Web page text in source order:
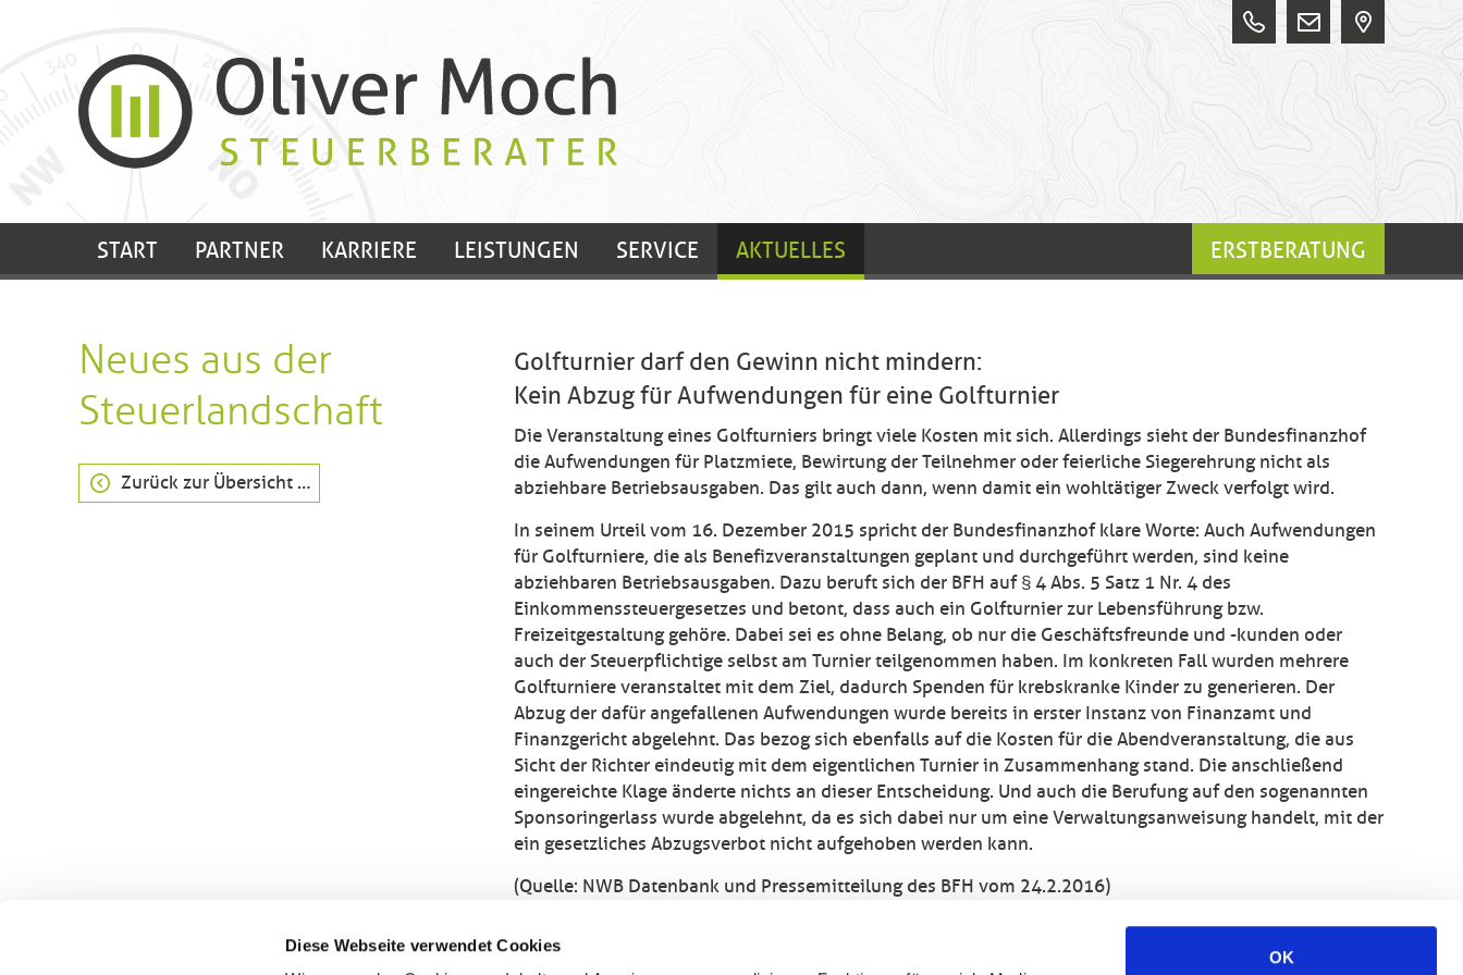
Diese Webseite verwendet Cookies
OK
START PARTNER KARRIERE LEISTUNGEN SERVICE AKTUELLES ERSTBERATUNG
Neues aus der
Steuerlandschaft
Zurück zur Übersicht …
Golfturnier darf den Gewinn nicht mindern:
Kein Abzug für Aufwendungen für eine Golfturnier
Die Veranstaltung eines Golfturniers bringt viele Kosten mit sich. Allerdings sieht der Bundesfinanzhof
die Aufwendungen für Platzmiete, Bewirtung der Teilnehmer oder feierliche Siegerehrung nicht als
abziehbare Betriebsausgaben. Das gilt auch dann, wenn damit ein wohltätiger Zweck verfolgt wird.
In seinem Urteil vom 16. Dezember 2015 spricht der Bundesfinanzhof klare Worte: Auch Aufwendungen
für Golfturniere, die als Benefizveranstaltungen geplant und durchgeführt werden, sind keine
abziehbaren Betriebsausgaben. Dazu beruft sich der BFH auf § 4 Abs. 5 Satz 1 Nr. 4 des
Einkommenssteuergesetzes und betont, dass auch ein Golfturnier zur Lebensführung bzw.
Freizeitgestaltung gehöre. Dabei sei es ohne Belang, ob nur die Geschäftsfreunde und -kunden oder
auch der Steuerpflichtige selbst am Turnier teilgenommen haben. Im konkreten Fall wurden mehrere
Golfturniere veranstaltet mit dem Ziel, dadurch Spenden für krebskranke Kinder zu generieren. Der
Abzug der dafür angefallenen Aufwendungen wurde bereits in erster Instanz von Finanzamt und
Finanzgericht abgelehnt. Das bezog sich ebenfalls auf die Kosten für die Abendveranstaltung, die aus
Sicht der Richter eindeutig mit dem eigentlichen Turnier in Zusammenhang stand. Die anschließend
eingereichte Klage änderte nichts an dieser Entscheidung. Und auch die Berufung auf den sogenannten
Sponsoringerlass wurde abgelehnt, da es sich dabei nur um eine Verwaltungsanweisung handelt, mit der
ein gesetzliches Abzugsverbot nicht aufgehoben werden kann.
(Quelle: NWB Datenbank und Pressemitteilung des BFH vom 24.2.2016)
Sie uns!